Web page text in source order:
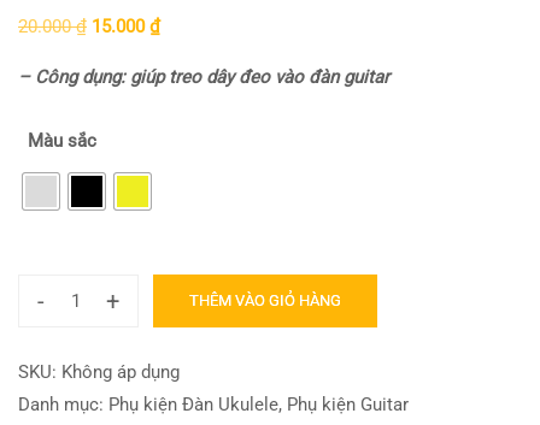
20.000₫ 15.000₫
– Công dụng: giúp treo dây đeo vào đàn guitar
Màu sắc
- + THÊM VÀO GIỎ HÀNG
SKU: Không áp dụng
Danh mục: Phụ kiện Đàn Ukulele, Phụ kiện Guitar